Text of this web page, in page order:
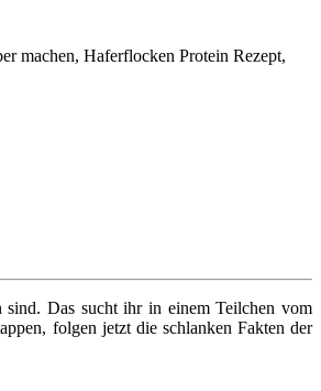
Das sucht ihr in einem Teilchen vom
folgen jetzt die schlanken Fakten der